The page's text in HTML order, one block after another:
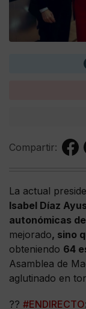
Compartir:
La actual
Isabel Díaz
autonómicas
mejorado, sino
obteniendo 64
Asamblea de
aglutinado en
?? #ENDIRECTO